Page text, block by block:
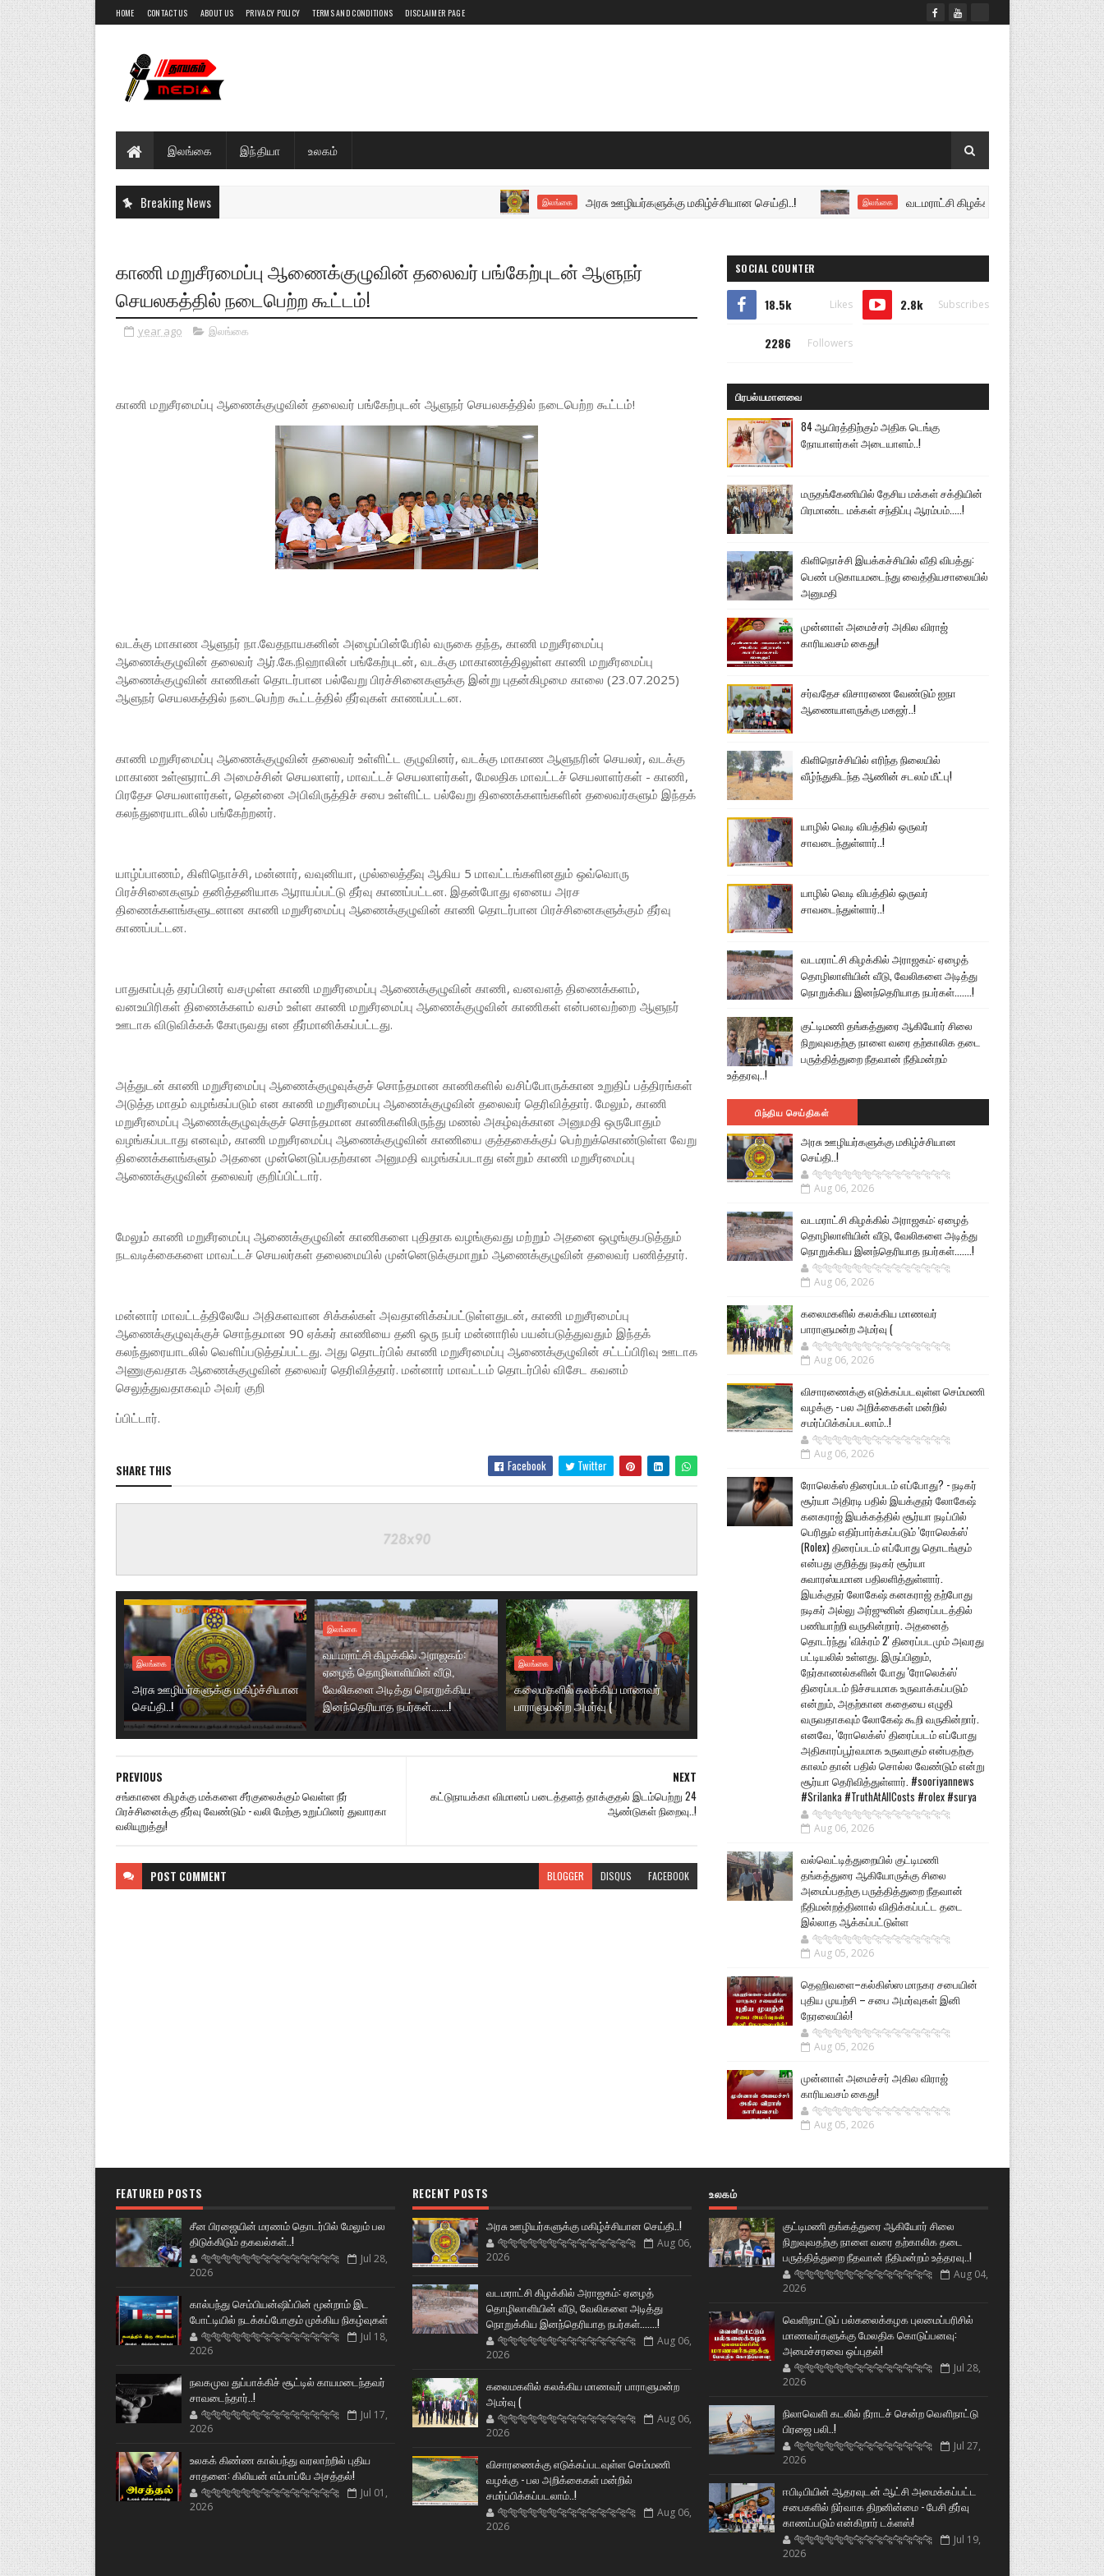
HOME CONTACT US ABOUT US PRIVACY POLICY TERMS AND CONDITIONS DISCLAIMER PAGE
இலங்கை இந்தியா உலகம்
Breaking News இலங்கை அரசு ஊழியர்களுக்கு மகிழ்ச்சியான செய்தி..! இலங்கை வடமராட்சி கிழக்கில் அராஜகம்: ஏழைத்
காணி மறுசீரமைப்பு ஆணைக்குழுவின் தலைவர் பங்கேற்புடன் ஆளுநர்
செயலகத்தில் நடைபெற்ற கூட்டம்!
year ago இலங்கை
காணி மறுசீரமைப்பு ஆணைக்குழுவின் தலைவர் பங்கேற்புடன் ஆளுநர் செயலகத்தில் நடைபெற்ற கூட்டம்!
வடக்கு மாகாண ஆளுநர் நா.வேதநாயகனின் அழைப்பின்பேரில் வருகை தந்த, காணி மறுசீரமைப்பு
ஆணைக்குழுவின் தலைவர் ஆர்.கே.நிஹாலின் பங்கேற்புடன், வடக்கு மாகாணத்திலுள்ள காணி மறுசீரமைப்பு
ஆணைக்குழுவின் காணிகள் தொடர்பான பல்வேறு பிரச்சினைகளுக்கு இன்று புதன்கிழமை காலை (23.07.2025)
ஆளுநர் செயலகத்தில் நடைபெற்ற கூட்டத்தில் தீர்வுகள் காணப்பட்டன.
காணி மறுசீரமைப்பு ஆணைக்குழுவின் தலைவர் உள்ளிட்ட குழுவினர், வடக்கு மாகாண ஆளுநரின் செயலர், வடக்கு
மாகாண உள்ளூராட்சி அமைச்சின் செயலாளர், மாவட்டச் செயலாளர்கள், மேலதிக மாவட்டச் செயலாளர்கள் - காணி,
பிரதேச செயலாளர்கள், தென்னை அபிவிருத்திச் சபை உள்ளிட்ட பல்வேறு திணைக்களங்களின் தலைவர்களும் இந்தக்
கலந்துரையாடலில் பங்கேற்றனர்.
யாழ்ப்பாணம், கிளிநொச்சி, மன்னார், வவுனியா, முல்லைத்தீவு ஆகிய 5 மாவட்டங்களினதும் ஒவ்வொரு
பிரச்சினைகளும் தனித்தனியாக ஆராயப்பட்டு தீர்வு காணப்பட்டன. இதன்போது ஏனைய அரச
திணைக்களங்களுடனான காணி மறுசீரமைப்பு ஆணைக்குழுவின் காணி தொடர்பான பிரச்சினைகளுக்கும் தீர்வு
காணப்பட்டன.
பாதுகாப்புத் தரப்பினர் வசமுள்ள காணி மறுசீரமைப்பு ஆணைக்குழுவின் காணி, வனவளத் திணைக்களம்,
வனஉயிரிகள் திணைக்களம் வசம் உள்ள காணி மறுசீரமைப்பு ஆணைக்குழுவின் காணிகள் என்பனவற்றை ஆளுநர்
ஊடாக விடுவிக்கக் கோருவது என தீர்மானிக்கப்பட்டது.
அத்துடன் காணி மறுசீரமைப்பு ஆணைக்குழுவுக்குச் சொந்தமான காணிகளில் வசிப்போருக்கான உறுதிப் பத்திரங்கள்
அடுத்த மாதம் வழங்கப்படும் என காணி மறுசீரமைப்பு ஆணைக்குழுவின் தலைவர் தெரிவித்தார். மேலும், காணி
மறுசீரமைப்பு ஆணைக்குழுவுக்குச் சொந்தமான காணிகளிலிருந்து மணல் அகழ்வுக்கான அனுமதி ஒருபோதும்
வழங்கப்படாது எனவும், காணி மறுசீரமைப்பு ஆணைக்குழுவின் காணியை குத்தகைக்குப் பெற்றுக்கொண்டுள்ள வேறு
திணைக்களங்களும் அதனை முன்னெடுப்பதற்கான அனுமதி வழங்கப்படாது என்றும் காணி மறுசீரமைப்பு
ஆணைக்குழுவின் தலைவர் குறிப்பிட்டார்.
மேலும் காணி மறுசீரமைப்பு ஆணைக்குழுவின் காணிகளை புதிதாக வழங்குவது மற்றும் அதனை ஒழுங்குபடுத்தும்
நடவடிக்கைகளை மாவட்டச் செயலர்கள் தலைமையில் முன்னெடுக்குமாறும் ஆணைக்குழுவின் தலைவர் பணித்தார்.
மன்னார் மாவட்டத்திலேயே அதிகளவான சிக்கல்கள் அவதானிக்கப்பட்டுள்ளதுடன், காணி மறுசீரமைப்பு
ஆணைக்குழுவுக்குச் சொந்தமான 90 ஏக்கர் காணியை தனி ஒரு நபர் மன்னாரில் பயன்படுத்துவதும் இந்தக்
கலந்துரையாடலில் வெளிப்படுத்தப்பட்டது. அது தொடர்பில் காணி மறுசீரமைப்பு ஆணைக்குழுவின் சட்டப்பிரிவு ஊடாக
அணுகுவதாக ஆணைக்குழுவின் தலைவர் தெரிவித்தார். மன்னார் மாவட்டம் தொடர்பில் விசேட கவனம்
செலுத்துவதாகவும் அவர் குறி
ப்பிட்டார்.
SHARE THIS Facebook Twitter
இலங்கை
அரசு ஊழியர்களுக்கு மகிழ்ச்சியான
செய்தி..!
இலங்கை
வடமராட்சி கிழக்கில் அராஜகம்:
ஏழைத் தொழிலாளியின் வீடு,
வேலிகளை அடித்து நொறுக்கிய
இனந்தெரியாத நபர்கள்.......!
இலங்கை
கலைமகளில் கலக்கிய மாணவர்
பாராளுமன்ற அமர்வு (
NEXT
கட்டுநாயக்கா விமானப் படைத்தளத் தாக்குதல் இடம்பெற்று 24
ஆண்டுகள் நிறைவு..!
PREVIOUS
சங்கானை கிழக்கு மக்களை சீர்குலைக்கும் வெள்ள நீர்
பிரச்சினைக்கு தீர்வு வேண்டும் - வலி மேற்கு உறுப்பினர் துவாரகா
வலியுறுத்து!
POST COMMENT BLOGGER DISQUS FACEBOOK
SOCIAL COUNTER
18.5k Likes 2.8k Subscribes
2286 Followers
பிரபல்யமானவை
84 ஆயிரத்திற்கும் அதிக டெங்கு
நோயாளர்கள் அடையாளம்..!
மருதங்கேணியில் தேசிய மக்கள் சக்தியின்
பிரமாண்ட மக்கள் சந்திப்பு ஆரம்பம்.....!
கிளிநொச்சி இயக்கச்சியில் வீதி விபத்து:
பெண் படுகாயமடைந்து வைத்தியசாலையில்
அனுமதி
முன்னாள் அமைச்சர் அகில விராஜ்
காரியவசம் கைது!
சர்வதேச விசாரணை வேண்டும் ஐநா
ஆணையாளருக்கு மகஜர்..!
கிளிநொச்சியில் எரிந்த நிலையில்
வீழ்ந்துகிடந்த ஆணின் சடலம் மீட்பு!
யாழில் வெடி விபத்தில் ஒருவர்
சாவடைந்துள்ளார்..!
யாழில் வெடி விபத்தில் ஒருவர்
சாவடைந்துள்ளார்..!
வடமராட்சி கிழக்கில் அராஜகம்: ஏழைத்
தொழிலாளியின் வீடு, வேலிகளை அடித்து
நொறுக்கிய இனந்தெரியாத நபர்கள்.......!
குட்டிமணி தங்கத்துரை ஆகியோர் சிலை
நிறுவுவதற்கு நாளை வரை தற்காலிக தடை
பருத்தித்துறை நீதவான் நீதிமன்றம்
உத்தரவு..!
பிந்திய செய்திகள்
அரசு ஊழியர்களுக்கு மகிழ்ச்சியான
செய்தி..!
🐅🐅🐅🐅🐅🐅🐆🐆🐆🐆🐆🐆🐆🐆
Aug 06, 2026
வடமராட்சி கிழக்கில் அராஜகம்: ஏழைத்
தொழிலாளியின் வீடு, வேலிகளை அடித்து
நொறுக்கிய இனந்தெரியாத நபர்கள்.......!
🐅🐅🐅🐅🐅🐅🐆🐆🐆🐆🐆🐆🐆🐆
Aug 06, 2026
கலைமகளில் கலக்கிய மாணவர்
பாராளுமன்ற அமர்வு (
🐅🐅🐅🐅🐅🐅🐆🐆🐆🐆🐆🐆🐆🐆
Aug 06, 2026
விசாரணைக்கு எடுக்கப்படவுள்ள செம்மணி
வழக்கு - பல அறிக்கைகள் மன்றில்
சமர்ப்பிக்கப்படலாம்..!
🐅🐅🐅🐅🐅🐅🐆🐆🐆🐆🐆🐆🐆🐆
Aug 06, 2026
ரோலெக்ஸ் திரைப்படம் எப்போது? - நடிகர்
சூர்யா அதிரடி பதில் இயக்குநர் லோகேஷ்
கனகராஜ் இயக்கத்தில் சூர்யா நடிப்பில்
பெரிதும் எதிர்பார்க்கப்படும் 'ரோலெக்ஸ்'
(Rolex) திரைப்படம் எப்போது தொடங்கும்
என்பது குறித்து நடிகர் சூர்யா
சுவாரஸ்யமான பதிலளித்துள்ளார்.
இயக்குநர் லோகேஷ் கனகராஜ் தற்போது
நடிகர் அல்லு அர்ஜுனின் திரைப்படத்தில்
பணியாற்றி வருகின்றார். அதனைத்
தொடர்ந்து 'விக்ரம் 2' திரைப்படமும் அவரது
பட்டியலில் உள்ளது. இருப்பினும்,
நேர்காணல்களின் போது 'ரோலெக்ஸ்'
திரைப்படம் நிச்சயமாக உருவாக்கப்படும்
என்றும், அதற்கான கதையை எழுதி
வருவதாகவும் லோகேஷ் கூறி வருகின்றார்.
எனவே, 'ரோலெக்ஸ்' திரைப்படம் எப்போது
அதிகாரப்பூர்வமாக உருவாகும் என்பதற்கு
காலம் தான் பதில் சொல்ல வேண்டும் என்று
சூர்யா தெரிவித்துள்ளார். #sooriyannews
#Srilanka #TruthAtAllCosts #rolex #surya
🐅🐅🐅🐅🐅🐅🐆🐆🐆🐆🐆🐆🐆🐆
Aug 06, 2026
வல்வெட்டித்துறையில் குட்டிமணி
தங்கத்துரை ஆகியோருக்கு சிலை
அமைப்பதற்கு பருத்தித்துறை நீதவான்
நீதிமன்றத்தினால் விதிக்கப்பட்ட தடை
இல்லாத ஆக்கப்பட்டுள்ள
🐅🐅🐅🐅🐅🐅🐆🐆🐆🐆🐆🐆🐆🐆
Aug 05, 2026
தெஹிவளை–கல்கிஸ்ஸ மாநகர சபையின்
புதிய முயற்சி – சபை அமர்வுகள் இனி
நேரலையில்!
🐅🐅🐅🐅🐅🐅🐆🐆🐆🐆🐆🐆🐆🐆
Aug 05, 2026
முன்னாள் அமைச்சர் அகில விராஜ்
காரியவசம் கைது!
🐅🐅🐅🐅🐅🐅🐆🐆🐆🐆🐆🐆🐆🐆
Aug 05, 2026
FEATURED POSTS
சீன பிரஜையின் மரணம் தொடர்பில் மேலும் பல
திடுக்கிடும் தகவல்கள்..!
🐅🐅🐅🐅🐅🐅🐆🐆🐆🐆🐆🐆🐆🐆
Jul 28,
2026
கால்பந்து செம்பியன்ஷிப்பின் மூன்றாம் இட
போட்டியில் நடக்கப்போகும் முக்கிய நிகழ்வுகள்
🐅🐅🐅🐅🐅🐅🐆🐆🐆🐆🐆🐆🐆🐆
Jul 18,
2026
நவகமுவ துப்பாக்கிச் சூட்டில் காயமடைந்தவர்
சாவடைந்தார்..!
🐅🐅🐅🐅🐅🐅🐆🐆🐆🐆🐆🐆🐆🐆
Jul 17,
2026
உலகக் கிண்ண கால்பந்து வரலாற்றில் புதிய
சாதனை: கிலியன் எம்பாப்பே அசத்தல்!
🐅🐅🐅🐅🐅🐅🐆🐆🐆🐆🐆🐆🐆🐆
Jul 01,
2026
RECENT POSTS
அரசு ஊழியர்களுக்கு மகிழ்ச்சியான செய்தி..!
🐅🐅🐅🐅🐅🐅🐆🐆🐆🐆🐆🐆🐆🐆
Aug 06,
2026
வடமராட்சி கிழக்கில் அராஜகம்: ஏழைத்
தொழிலாளியின் வீடு, வேலிகளை அடித்து
நொறுக்கிய இனந்தெரியாத நபர்கள்.......!
🐅🐅🐅🐅🐅🐅🐆🐆🐆🐆🐆🐆🐆🐆
Aug 06,
2026
கலைமகளில் கலக்கிய மாணவர் பாராளுமன்ற
அமர்வு (
🐅🐅🐅🐅🐅🐅🐆🐆🐆🐆🐆🐆🐆🐆
Aug 06,
2026
விசாரணைக்கு எடுக்கப்படவுள்ள செம்மணி
வழக்கு - பல அறிக்கைகள் மன்றில்
சமர்ப்பிக்கப்படலாம்..!
🐅🐅🐅🐅🐅🐅🐆🐆🐆🐆🐆🐆🐆🐆
Aug 06,
2026
உலகம்
குட்டிமணி தங்கத்துரை ஆகியோர் சிலை
நிறுவுவதற்கு நாளை வரை தற்காலிக தடை
பருத்தித்துறை நீதவான் நீதிமன்றம் உத்தரவு..!
🐅🐅🐅🐅🐅🐅🐆🐆🐆🐆🐆🐆🐆🐆
Aug 04,
2026
வெளிநாட்டுப் பல்கலைக்கழக புலமைப்பரிசில்
மாணவர்களுக்கு மேலதிக கொடுப்பனவு:
அமைச்சரவை ஒப்புதல்!
🐅🐅🐅🐅🐅🐅🐆🐆🐆🐆🐆🐆🐆🐆
Jul 28,
2026
நிலாவெளி கடலில் நீராடச் சென்ற வௌிநாட்டு
பிரஜை பலி..!
🐅🐅🐅🐅🐅🐅🐆🐆🐆🐆🐆🐆🐆🐆
Jul 27,
2026
ஈபிடிபியின் ஆதரவுடன் ஆட்சி அமைக்கப்பட்ட
சபைகளில் நிர்வாக திறனின்மை - பேசி தீர்வு
காணப்படும் என்கிறார் டக்ளஸ்!
🐅🐅🐅🐅🐅🐅🐆🐆🐆🐆🐆🐆🐆🐆
Jul 19,
2026